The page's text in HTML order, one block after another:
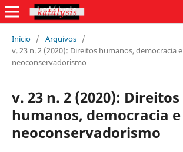
Início / Arquivos /
v. 23 n. 2 (2020): Direitos humanos, democracia e
neoconservadorismo
v. 23 n. 2 (2020): Direitos
humanos, democracia e
neoconservadorismo